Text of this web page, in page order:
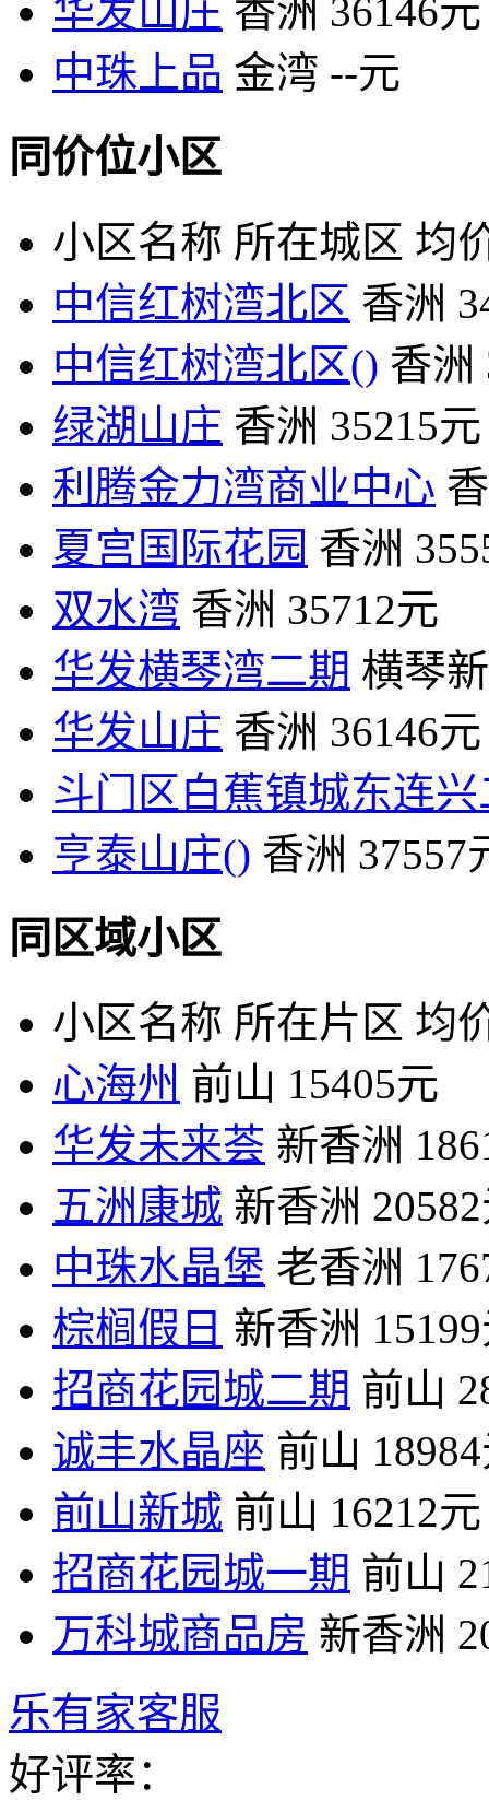
华发山庄 香洲 36146元
中珠上品 金湾 --元
同价位小区
小区名称 所在城区 均
中信红树湾北区 香洲
中信红树湾北区() 香洲
绿湖山庄 香洲 35215元
利腾金力湾商业中心
夏宫国际花园 香洲
双水湾 香洲 35712元
华发横琴湾二期 横琴
华发山庄 香洲 36146元
斗门区白蕉镇城东连兴
亨泰山庄() 香洲 37557
同区域小区
小区名称 所在片区 均
心海州 前山 15405元
华发未来荟 新香洲
五洲康城 新香洲
中珠水晶堡 老香洲
棕榈假日 新香洲
招商花园城二期 前山
诚丰水晶座 前山
前山新城 前山 16212元
招商花园城一期 前山
万科城商品房 新香洲
乐有家客服
好评率：